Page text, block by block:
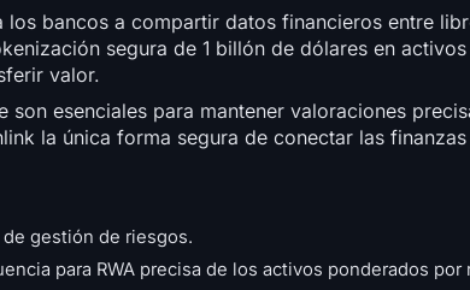
bancos a compartir datos financieros entre
segura de 1 billón de dólares en
valor.
esenciales para mantener valoraciones
la única forma segura de conectar las
gestión de riesgos.
para RWA precisa de los activos ponderados por